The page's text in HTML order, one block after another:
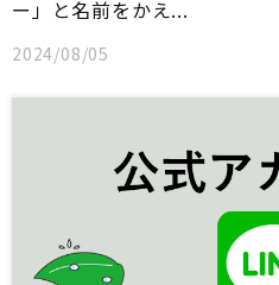
ー」と名前をかえ...
2024/08/05